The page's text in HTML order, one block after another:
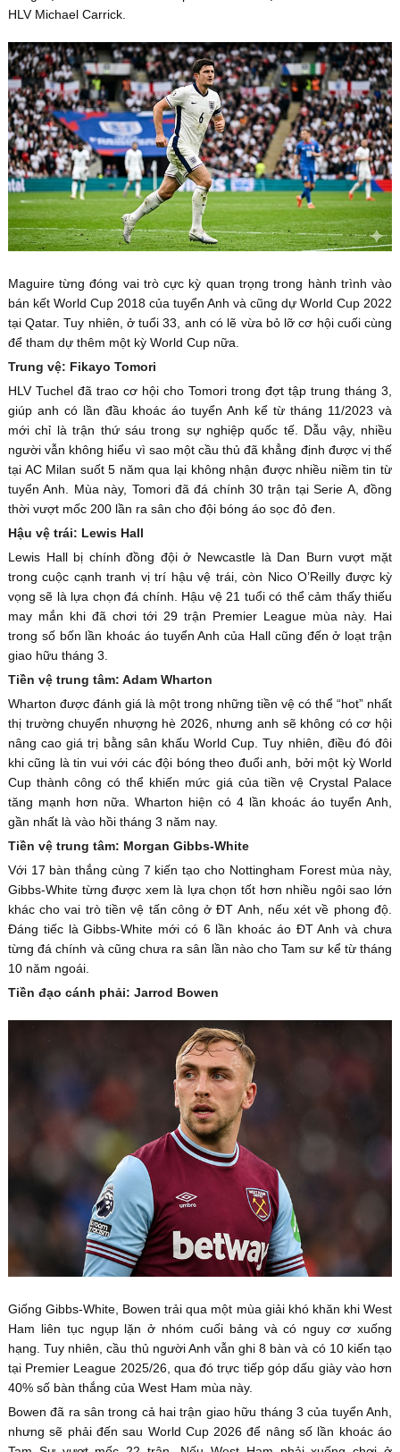
HLV Michael Carrick.
Maguire từng đóng vai trò cực kỳ quan trọng trong hành trình vào
bán kết World Cup 2018 của tuyển Anh và cũng dự World Cup 2022
tại Qatar. Tuy nhiên, ở tuổi 33, anh có lẽ vừa bỏ lỡ cơ hội cuối cùng
để tham dự thêm một kỳ World Cup nữa.
Trung vệ: Fikayo Tomori
HLV Tuchel đã trao cơ hội cho Tomori trong đợt tập trung tháng 3,
giúp anh có lần đầu khoác áo tuyển Anh kể từ tháng 11/2023 và
mới chỉ là trận thứ sáu trong sự nghiệp quốc tế. Dẫu vậy, nhiều
người vẫn không hiểu vì sao một cầu thủ đã khẳng định được vị thế
tại AC Milan suốt 5 năm qua lại không nhận được nhiều niềm tin từ
tuyển Anh. Mùa này, Tomori đã đá chính 30 trận tại Serie A, đồng
thời vượt mốc 200 lần ra sân cho đội bóng áo sọc đỏ đen.
Hậu vệ trái: Lewis Hall
Lewis Hall bị chính đồng đội ở Newcastle là Dan Burn vượt mặt
trong cuộc cạnh tranh vị trí hậu vệ trái, còn Nico O’Reilly được kỳ
vọng sẽ là lựa chọn đá chính. Hậu vệ 21 tuổi có thể cảm thấy thiếu
may mắn khi đã chơi tới 29 trận Premier League mùa này. Hai
trong số bốn lần khoác áo tuyển Anh của Hall cũng đến ở loạt trận
giao hữu tháng 3.
Tiền vệ trung tâm: Adam Wharton
Wharton được đánh giá là một trong những tiền vệ có thể “hot” nhất
thị trường chuyển nhượng hè 2026, nhưng anh sẽ không có cơ hội
nâng cao giá trị bằng sân khấu World Cup. Tuy nhiên, điều đó đôi
khi cũng là tin vui với các đội bóng theo đuổi anh, bởi một kỳ World
Cup thành công có thể khiến mức giá của tiền vệ Crystal Palace
tăng mạnh hơn nữa. Wharton hiện có 4 lần khoác áo tuyển Anh,
gần nhất là vào hồi tháng 3 năm nay.
Tiền vệ trung tâm: Morgan Gibbs-White
Với 17 bàn thắng cùng 7 kiến tạo cho Nottingham Forest mùa này,
Gibbs-White từng được xem là lựa chọn tốt hơn nhiều ngôi sao lớn
khác cho vai trò tiền vệ tấn công ở ĐT Anh, nếu xét về phong độ.
Đáng tiếc là Gibbs-White mới có 6 lần khoác áo ĐT Anh và chưa
từng đá chính và cũng chưa ra sân lần nào cho Tam sư kể từ tháng
10 năm ngoái.
Tiền đạo cánh phải: Jarrod Bowen
Giống Gibbs-White, Bowen trải qua một mùa giải khó khăn khi West
Ham liên tục ngụp lặn ở nhóm cuối bảng và có nguy cơ xuống
hạng. Tuy nhiên, cầu thủ người Anh vẫn ghi 8 bàn và có 10 kiến tạo
tại Premier League 2025/26, qua đó trực tiếp góp dấu giày vào hơn
40% số bàn thắng của West Ham mùa này.
Bowen đã ra sân trong cả hai trận giao hữu tháng 3 của tuyển Anh,
nhưng sẽ phải đến sau World Cup 2026 để nâng số lần khoác áo